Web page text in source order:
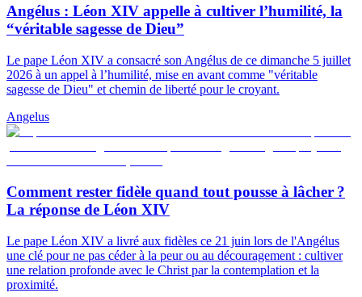
Angélus : Léon XIV appelle à cultiver l’humilité, la
“véritable sagesse de Dieu”
Le pape Léon XIV a consacré son Angélus de ce dimanche 5 juillet
2026 à un appel à l’humilité, mise en avant comme "véritable
sagesse de Dieu" et chemin de liberté pour le croyant.
Angelus
Comment rester fidèle quand tout pousse à lâcher ?
La réponse de Léon XIV
Le pape Léon XIV a livré aux fidèles ce 21 juin lors de l'Angélus
une clé pour ne pas céder à la peur ou au découragement : cultiver
une relation profonde avec le Christ par la contemplation et la
proximité.